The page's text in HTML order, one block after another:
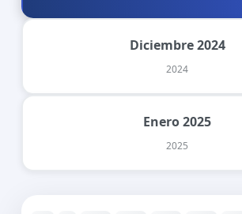
Diciembre 2024
2024
Enero 2025
2025